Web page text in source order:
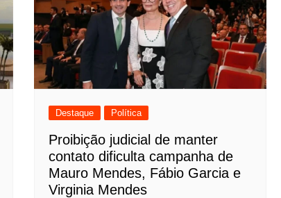
Destaque Política
Proibição judicial de manter
contato dificulta campanha de
Mauro Mendes, Fábio Garcia e
Virginia Mendes